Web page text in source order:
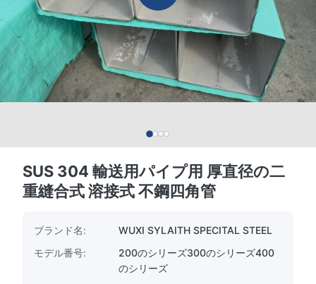
SUS 304 輸送用パイプ用 厚直径の二
重縫合式 溶接式 不鋼四角管
ブランド名:
WUXI SYLAITH SPECITAL STEEL
モデル番号:
200のシリーズ300のシリーズ400
のシリーズ